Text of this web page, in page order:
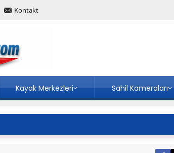
Kontakt
Kayak Merkezleri Sahil Kameraları